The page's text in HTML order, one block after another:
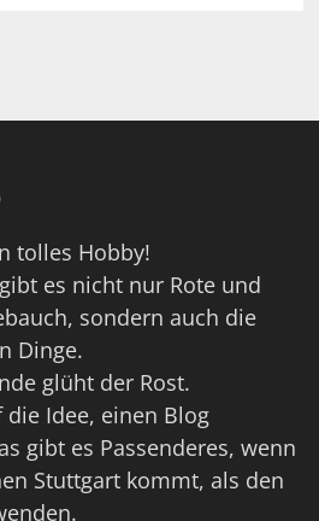
tolles Hobby!
es nicht nur Rote und
sondern auch die
Dinge.
glüht der Rost.
Idee, einen Blog
gibt es Passenderes, wenn
Stuttgart kommt, als den